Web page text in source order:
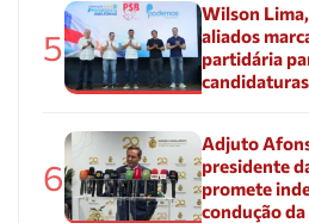
5
Wilson
aliados
partidária
6
Adjuto
presidente
promete
condução da